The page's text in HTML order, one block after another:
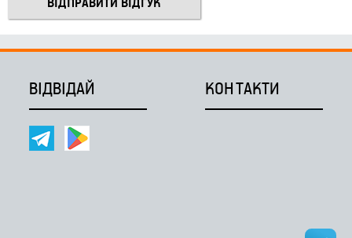
ВІДВІДАЙ КОНТАКТИ